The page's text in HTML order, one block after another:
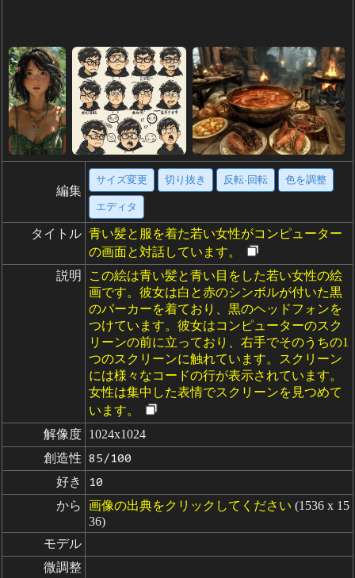
編集
サイズ変更 切り抜き 反転·回転 色を調整
エディタ
タイトル 青い髪と服を着た若い女性がコンピューター
の画面と対話しています。
説明
この絵は青い髪と青い目をした若い女性の絵
画です。彼女は白と赤のシンボルが付いた黒
のパーカーを着ており、黒のヘッドフォンを
つけています。彼女はコンピューターのスク
リーンの前に立っており、右手でそのうちの1
つのスクリーンに触れています。スクリーン
には様々なコードの行が表示されています。
女性は集中した表情でスクリーンを見つめて
います。
解像度 1024x1024
創造性
85/100
好き 10
から 画像の出典をクリックしてください (1536 x 15
36)
モデル
微調整